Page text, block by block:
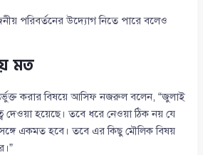
পরিবর্তনের উদ্যোগ নিতে পারে বলেও
মত
করার বিষয়ে আসিফ নজরুল বলেন, “জুলাই
হয়েছে। তবে ধরে নেওয়া ঠিক নয় যে
সঙ্গে একমত হবে। তবে এর কিছু মৌলিক বিষয়